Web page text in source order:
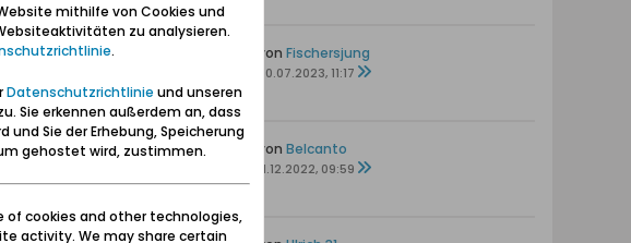
0 Antworten
0 Likes
von Fischersjung
30.07.2023, 11:17
5 Antworten
0 Likes
von Belcanto
11.12.2022, 09:59
mithilfe von Cookies und
zu analysieren.
.
Datenschutzrichtlinie und unseren
Sie erkennen außerdem an, dass
Sie der Erhebung, Speicherung
gehostet wird, zustimmen.
cookies and other technologies,
activity. We may share certain